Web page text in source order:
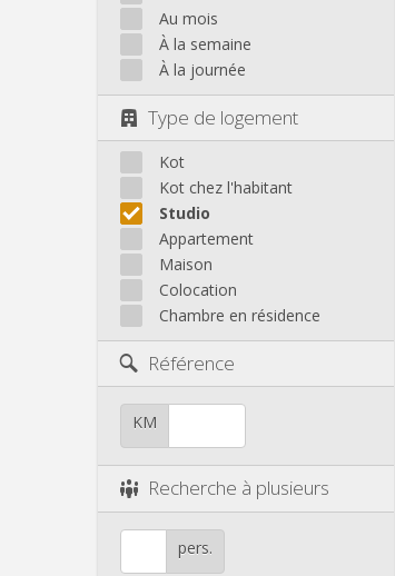
Au mois
À la semaine
À la journée
Type de logement
Kot
Kot chez l'habitant
Studio
Appartement
Maison
Colocation
Chambre en résidence
Référence
KM
Recherche à plusieurs
pers.